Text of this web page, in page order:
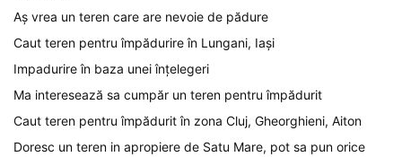
Aș vrea un teren care are nevoie de pădure
Caut teren pentru împădurire în Lungani, Iași
Impadurire în baza unei înțelegeri
Ma interesează sa cumpăr un teren pentru împădurit
Caut teren pentru împădurit în zona Cluj, Gheorghieni, Aiton
Doresc un teren in apropiere de Satu Mare, pot sa pun orice